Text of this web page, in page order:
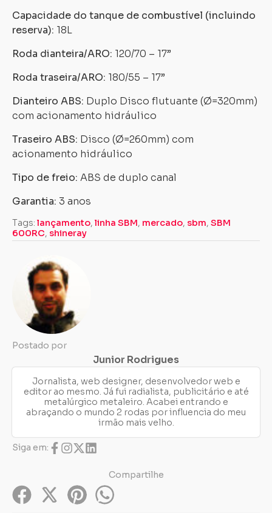
Capacidade do tanque de combustível (incluindo
reserva): 18L
Roda dianteira/ARO: 120/70 – 17”
Roda traseira/ARO: 180/55 – 17”
Dianteiro ABS: Duplo Disco flutuante (Ø=320mm)
com acionamento hidráulico
Traseiro ABS: Disco (Ø=260mm) com
acionamento hidráulico
Tipo de freio: ABS de duplo canal
Garantia: 3 anos
Tags: lançamento, linha SBM, mercado, sbm, SBM
600RC, shineray
Postado por
Junior Rodrigues
Jornalista, web designer, desenvolvedor web e
editor ao mesmo. Já fui radialista, publicitário e até
metalúrgico metaleiro. Acabei entrando e
abraçando o mundo 2 rodas por influencia do meu
irmão mais velho.
Siga em:
Compartilhe